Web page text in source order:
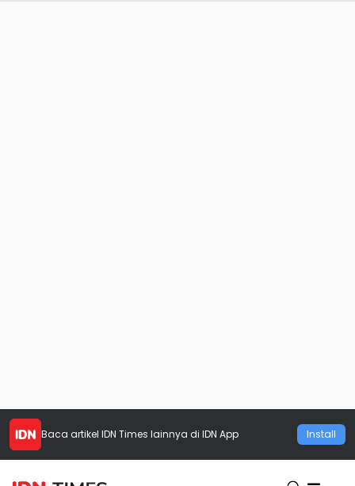
Baca artikel IDN Times lainnya di IDN App Install